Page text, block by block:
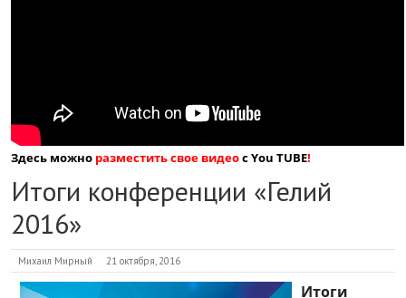
Здесь можно разместить свое видеос You TUBE!
Итоги конференции «Гелий
2016»
Михаил Мирный 21 октября, 2016
Итоги